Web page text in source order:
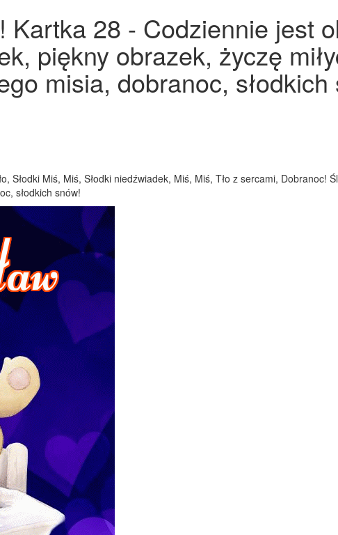
Kartka 28 - Codziennie jest
piękny obrazek, życzę
misia, dobranoc,
Słodki Miś, Miś, Słodki niedźwiadek, Miś, Miś, Tło z sercami, Dobranoc!
słodkich snów!